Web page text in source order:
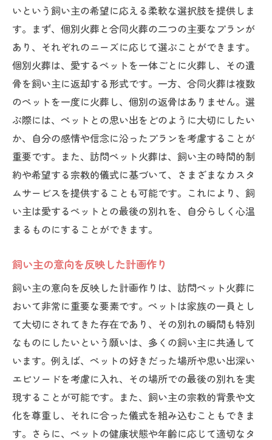
いという飼い主の希望に応える柔軟な選択肢を提供しま
す。まず、個別火葬と合同火葬の二つの主要なプランが
あり、それぞれのニーズに応じて選ぶことができます。
個別火葬は、愛するペットを一体ごとに火葬し、その遺
骨を飼い主に返却する形式です。一方、合同火葬は複数
のペットを一度に火葬し、個別の返骨はありません。選
ぶ際には、ペットとの思い出をどのように大切にしたい
か、自分の感情や信念に沿ったプランを考慮することが
重要です。また、訪問ペット火葬は、飼い主の時間的制
約や希望する宗教的儀式に基づいて、さまざまなカスタ
ムサービスを提供することも可能です。これにより、飼
い主は愛するペットとの最後の別れを、自分らしく心温
まるものにすることができます。
飼い主の意向を反映した計画作り
飼い主の意向を反映した計画作りは、訪問ペット火葬に
おいて非常に重要な要素です。ペットは家族の一員とし
て大切にされてきた存在であり、その別れの瞬間も特別
なものにしたいという願いは、多くの飼い主に共通して
います。例えば、ペットの好きだった場所や思い出深い
エピソードを考慮に入れ、その場所での最後の別れを実
現することが可能です。また、飼い主の宗教的背景や文
化を尊重し、それに合った儀式を組み込むこともできま
す。さらに、ペットの健康状態や年齢に応じて適切なタ